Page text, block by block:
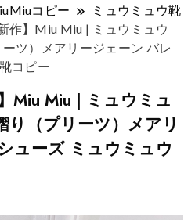
コピー
ミュウミュウ靴
作】Miu Miu | ミュウミュウ
ツ）メアリージェーン バレ
コピー
Miu Miu | ミュウミュ
り（プリーツ）メアリ
ューズ ミュウミュウ